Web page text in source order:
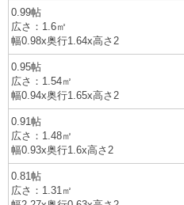
0.99帖
広さ：1.6㎡
幅0.98x奥行1.64x高さ2
0.95帖
広さ：1.54㎡
幅0.94x奥行1.65x高さ2
0.91帖
広さ：1.48㎡
幅0.93x奥行1.6x高さ2
0.81帖
広さ：1.31㎡